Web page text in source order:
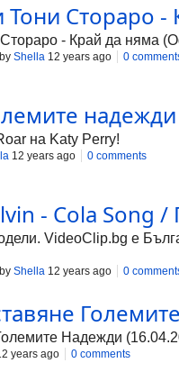
Тони Стораро
- Край да няма
Shella 12 years ago 0
на Katy Perry!
12 years ago 0 comments
- Cola Song
VideoClip.bg е
Shella 12 years ago 0
Надежди
years ago 0 comments